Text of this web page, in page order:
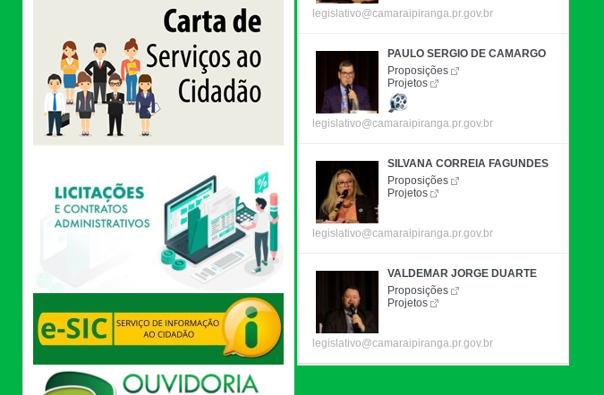
legislativo@camaraipiranga.pr.gov.br
PAULO SERGIO DE CAMARGO
Proposições
Projetos
legislativo@camaraipiranga.pr.gov.br
SILVANA CORREIA FAGUNDES
Proposições
Projetos
legislativo@camaraipiranga.pr.gov.br
VALDEMAR JORGE DUARTE
Proposições
Projetos
legislativo@camaraipiranga.pr.gov.br